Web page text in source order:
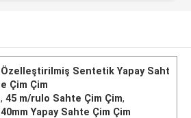
Özelleştirilmiş Sentetik Yapay Saht
e Çim Çim
,45 m/rulo Sahte Çim Çim,
40mm Yapay Sahte Çim Çim